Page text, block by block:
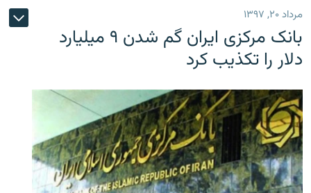
مرداد ۲۰, ۱۳۹۷
بانک مرکزی ایران گم شدن ۹ میلیارد
دلار را تکذیب کرد